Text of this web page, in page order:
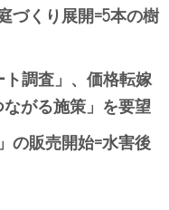
づくり展開=5本の樹
調査」、価格転嫁
がる施策」を要望
の販売開始=水害後